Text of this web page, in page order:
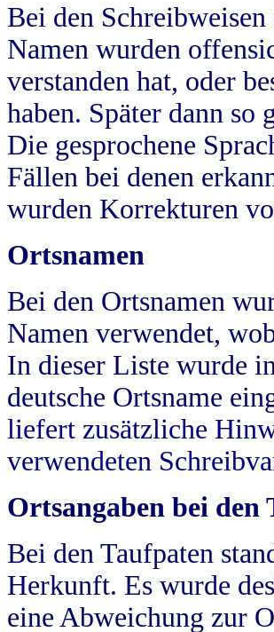
Bei den
Namen wurden
verstanden hat, oder
haben. Später dann
Die gesprochene
Fällen bei denen
wurden Korrekturen
Ortsnamen
Bei den Ortsnamen
Namen verwendet,
In dieser Liste wurde
deutsche Ortsname
liefert zusätzliche
verwendeten
Ortsangaben bei den
Bei den Taufpaten
Herkunft. Es wurde
eine Abweichung zur